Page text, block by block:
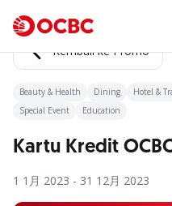
Kembali ke Promo
Beauty & Health Dining Hotel &
Special Event
Education
Kartu Kredit
1 1月 2023 - 31 12月 2023